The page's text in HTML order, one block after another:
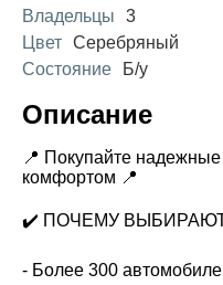
Владельцы
3
Цвет Серебряный
Состояние
Б/у
Описание
📍 Покупайте
комфортом 📍
✔️ ПОЧЕМУ
- Более 300